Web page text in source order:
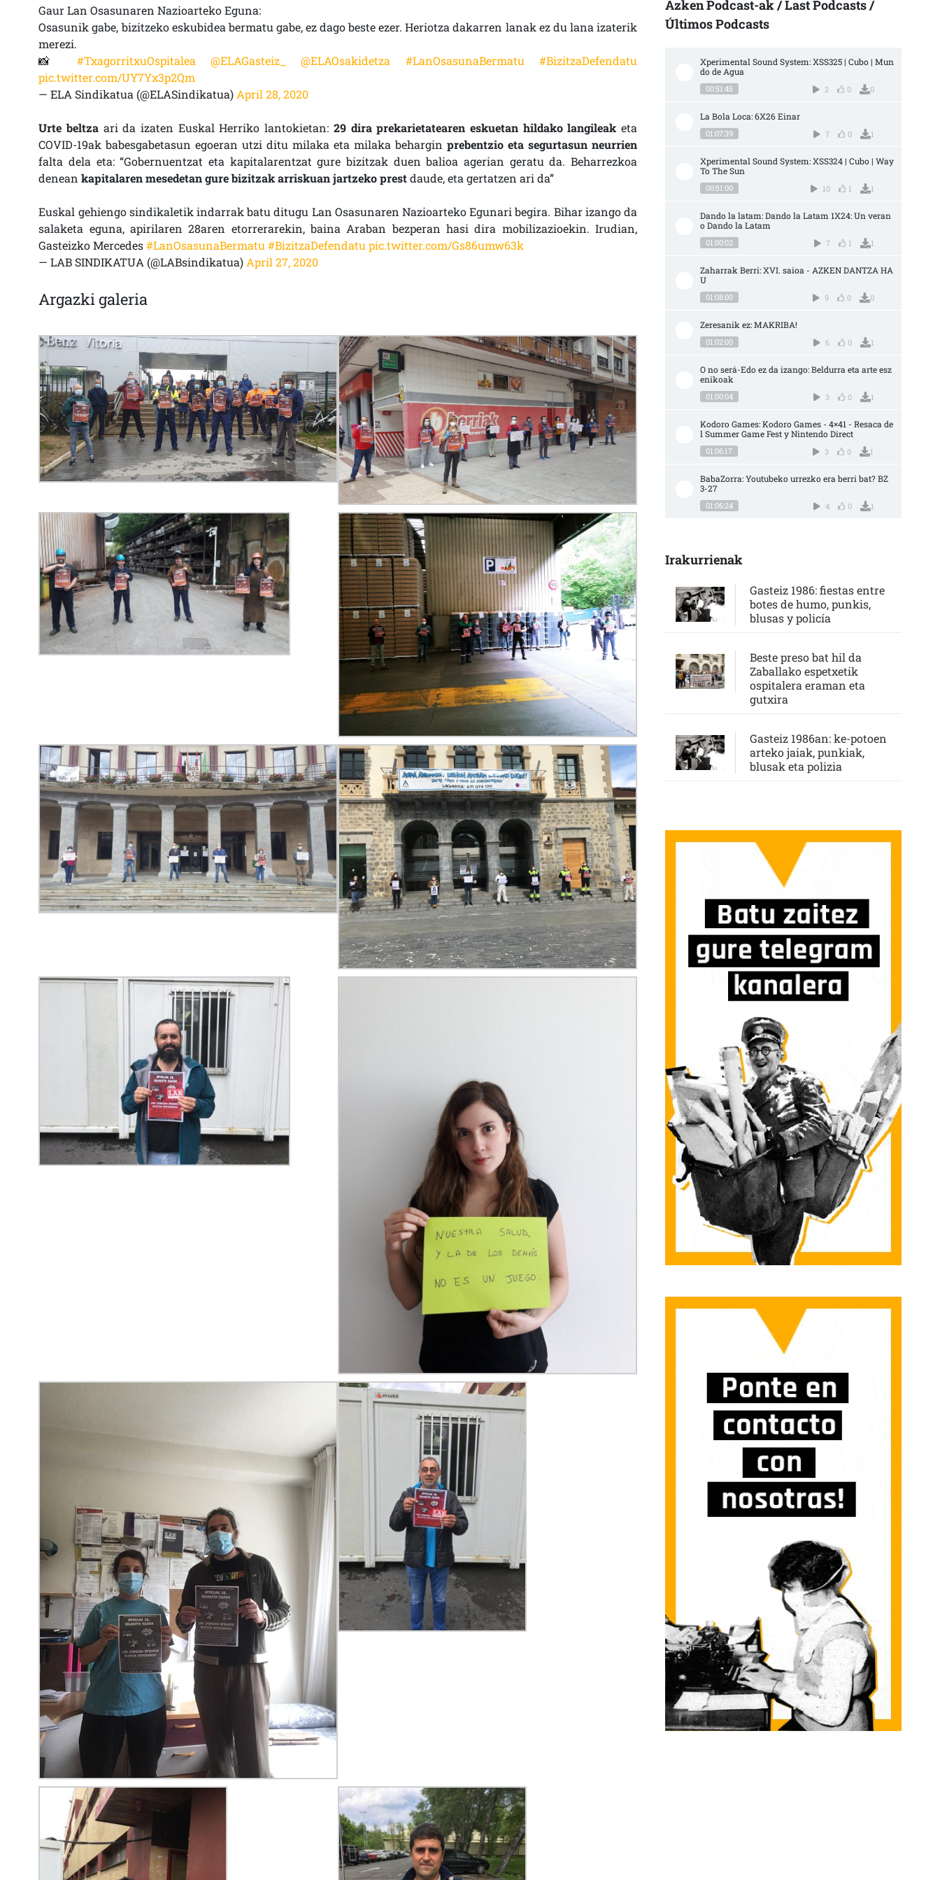
Gaur Lan Osasunaren Nazioarteko Eguna:
Osasunik gabe, bizitzeko eskubidea bermatu gabe, ez dago beste ezer. Heriotza dakarren lanak ez du lana izaterik
merezi.
📸 #TxagorritxuOspitalea @ELAGasteiz_ @ELAOsakidetza #LanOsasunaBermatu
#BizitzaDefendatu
pic.twitter.com/UY7Yx3p2Qm
— ELA Sindikatua (@ELASindikatua)April 28, 2020
Urte beltza ari da izaten Euskal Herriko lantokietan: 29 dira prekarietatearen eskuetan hildako langileak eta
COVID-19ak babesgabetasun egoeran utzi ditu milaka eta milaka beharginprebentzio eta segurtasun neurrien
falta dela eta: “Gobernuentzat eta kapitalarentzat gure bizitzak duen balioa agerian geratu da. Beharrezkoa
deneankapitalaren mesedetan gure bizitzak arriskuan jartzeko prestdaude, eta gertatzen ari da”
Euskal gehiengo sindikaletik indarrak batu ditugu Lan Osasunaren Nazioarteko Egunari begira. Bihar izango da
salaketa eguna, apirilaren 28aren etorrerarekin, baina Araban bezperan hasi dira mobilizazioekin. Irudian,
Gasteizko Mercedes#LanOsasunaBermatu #BizitzaDefendatu pic.twitter.com/Gs86umw63k
— LAB SINDIKATUA (@LABsindikatua)April 27, 2020
Argazki galeria
Azken Podcast-ak / Last Podcasts /
Últimos Podcasts
Xperimental Sound System: XSS325 | Cubo | Mun
do de Agua
00:51:45 2 0 0
La Bola Loca: 6X26 Einar
01:07:39 7 0 1
Xperimental Sound System: XSS324 | Cubo | Way
To The Sun
00:51:00 10 1 1
Dando la latam: Dando la Latam 1X24: Un veran
o Dando la Latam
01:00:02 7 1 1
Zaharrak Berri: XVI. saioa - AZKEN DANTZA HA
U
01:08:00 9 0 0
Zeresanik ez: MAKRIBA!
01:02:00 6 0 1
O no será-Edo ez da izango: Beldurra eta arte esz
enikoak
01:00:04 3 0 1
Kodoro Games: Kodoro Games - 4×41 - Resaca de
l Summer Game Fest y Nintendo Direct
01:06:17 3 0 1
BabaZorra: Youtubeko urrezko era berri bat? BZ
3-27
01:06:24 4 0 1
Irakurrienak
Gasteiz 1986: fiestas entre
botes de humo, punkis,
blusas y policía
Beste preso bat hil da
Zaballako espetxetik
ospitalera eraman eta
gutxira
Gasteiz 1986an: ke-potoen
arteko jaiak, punkiak,
blusak eta polizia